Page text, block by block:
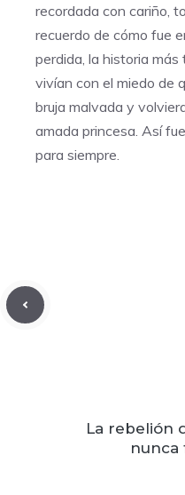
recordada con cariño,
recuerdo de cómo fue
perdida, la historia
vivían con el miedo de
bruja malvada y
amada princesa. Así
para siempre.
La rebelión
nunca